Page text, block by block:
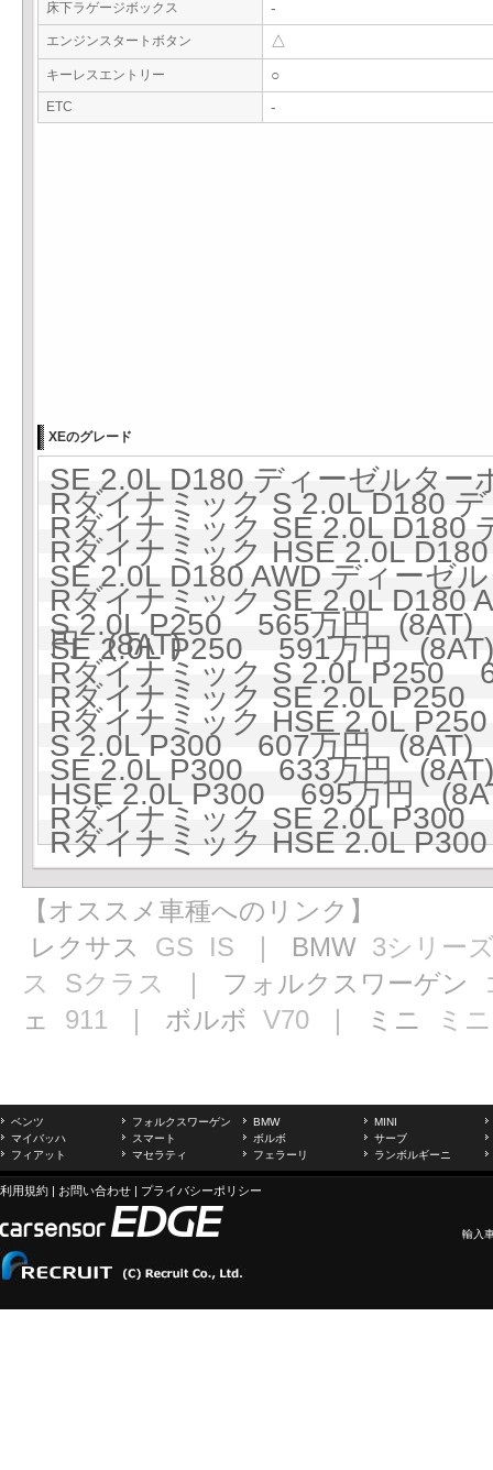
床下ラゲージボックス -
エンジンスタートボタン △
キーレスエントリー ○
ETC -
XEのグレード
SE 2.0L D180 ディーゼルタ
Rダイナミック S 2.0L D180
Rダイナミック SE 2.0L
Rダイナミック HSE 2.0L
SE 2.0L D180 AWD ディー
Rダイナミック SE 2.0L
円 (8AT)
S 2.0L P250 565万円 (8AT)
SE 2.0L P250 591万円 (8AT)
Rダイナミック S 2.0L P250
Rダイナミック SE 2.0L
Rダイナミック HSE 2.0L
S 2.0L P300 607万円 (8AT)
SE 2.0L P300 633万円 (8AT)
HSE 2.0L P300 695万円
Rダイナミック SE 2.0L
Rダイナミック HSE 2.0L
【オススメ車種へのリンク】
レクサス GS IS ｜ BMW 3シリー
ス
Sクラス ｜ フォルクスワーゲン
ェ 911 ｜ ボルボ V70 ｜ ミニ ミニ
ベンツ フォルクスワーゲン BMW
MINI
マイバッハ
スマート ボルボ
サーブ
フィアット
マセラティ フェラーリ ランボルギーニ
利用規約 | お問い合わせ | プライバシーポリシー
輸入